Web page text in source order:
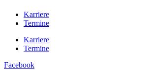
Karriere
Termine
Karriere
Termine
Facebook